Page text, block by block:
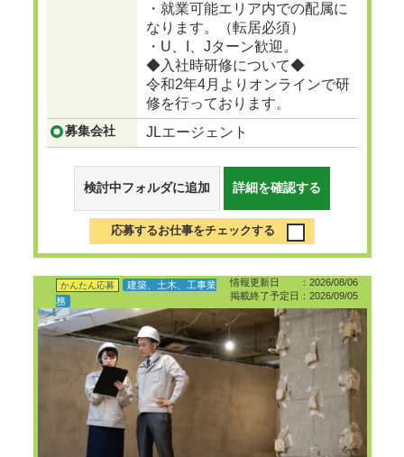
・就業可能エリア内での配属に
なります。（転居必須）
・U、I、Jターン歓迎。
◆入社時研修について◆
令和2年4月よりオンラインで研
修を行っております。
募集会社 JLエージェント
検討中フォルダに追加 詳細を確認する
応募するお仕事をチェックする
情報更新日 ：2026/08/06
掲載終了予定日：2026/09/05
かんたん応募
建築、土木、工事業
務